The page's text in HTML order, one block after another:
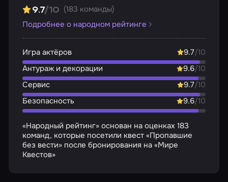
9.7/10 (183 команды)
Подробнее о народном рейтинге
Игра актёров 9.7/10
Антураж и декорации
9.6/10
Сервис
9.7/10
Безопасность
9.6/10
«Народный рейтинг» основан на оценках 183
команд, которые посетили квест «Пропавшие
без вести» после бронирования на «Мире
Квестов»